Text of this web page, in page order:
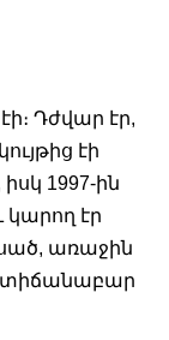
Դժվար էր,
էի
1997-ին
էր
առաջին